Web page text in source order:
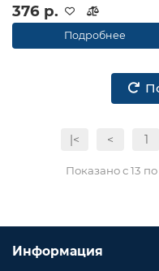
376 р.
Подробнее
|< < 1
Показано с 13
Информация